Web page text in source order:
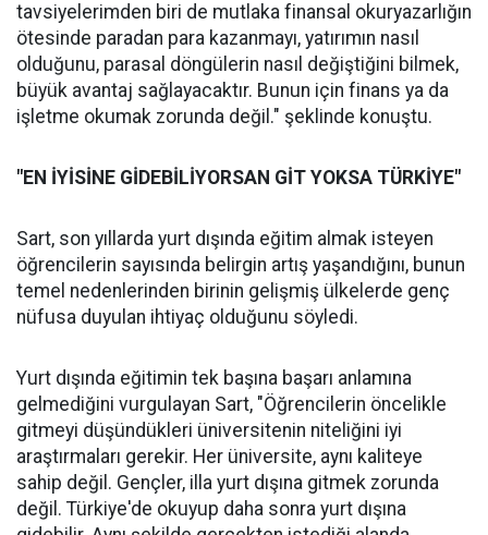
tavsiyelerimden biri de mutlaka finansal okuryazarlığın
ötesinde paradan para kazanmayı, yatırımın nasıl
olduğunu, parasal döngülerin nasıl değiştiğini bilmek,
büyük avantaj sağlayacaktır. Bunun için finans ya da
işletme okumak zorunda değil." şeklinde konuştu.
"EN İYİSİNE GİDEBİLİYORSAN GİT YOKSA TÜRKİYE"
Sart, son yıllarda yurt dışında eğitim almak isteyen
öğrencilerin sayısında belirgin artış yaşandığını, bunun
temel nedenlerinden birinin gelişmiş ülkelerde genç
nüfusa duyulan ihtiyaç olduğunu söyledi.
Yurt dışında eğitimin tek başına başarı anlamına
gelmediğini vurgulayan Sart, "Öğrencilerin öncelikle
gitmeyi düşündükleri üniversitenin niteliğini iyi
araştırmaları gerekir. Her üniversite, aynı kaliteye
sahip değil. Gençler, illa yurt dışına gitmek zorunda
değil. Türkiye'de okuyup daha sonra yurt dışına